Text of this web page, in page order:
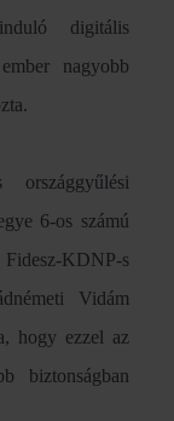
digitális
nagyobb
6-os számú
KDNP-s
Vidám
hogy ezzel az
biztonságban